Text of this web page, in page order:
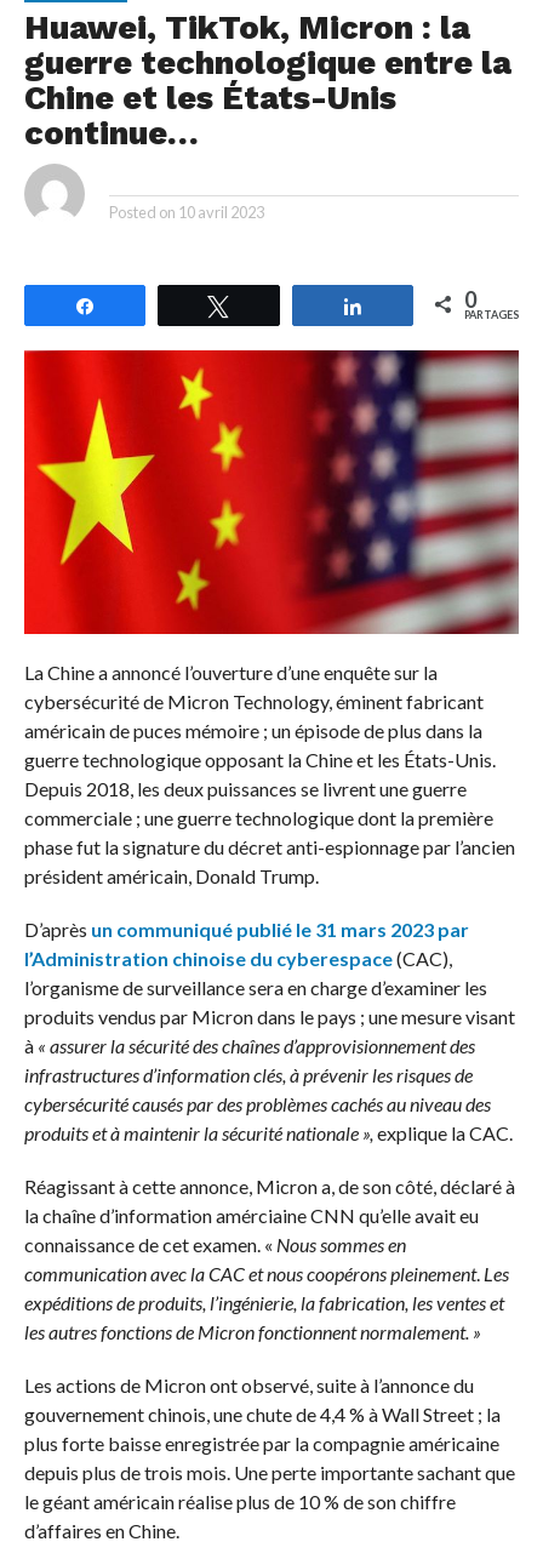
Huawei, TikTok, Micron : la
guerre technologique entre la
Chine et les États-Unis
continue…
Posted on 10 avril 2023
Partagez 0
PARTAGES
La Chine a annoncé l’ouverture d’une enquête sur la
cybersécurité de Micron Technology, éminent fabricant
américain de puces mémoire ; un épisode de plus dans la
guerre technologique opposant la Chine et les États-Unis.
Depuis 2018, les deux puissances se livrent une guerre
commerciale ; une guerre technologique dont la première
phase fut la signature du décret anti-espionnage par l’ancien
président américain, Donald Trump.
D’après un communiqué publié le 31 mars 2023 par
l’Administration chinoise du cyberespace(CAC),
l’organisme de surveillance sera en charge d’examiner les
produits vendus par Micron dans le pays ; une mesure visant
à « assurer la sécurité des chaînes d’approvisionnement des
infrastructures d’information clés, à prévenir les risques de
cybersécurité causés par des problèmes cachés au niveau des
produits et à maintenir la sécurité nationale », explique la CAC.
Réagissant à cette annonce, Micron a, de son côté, déclaré à
la chaîne d’information amérciaine CNN qu’elle avait eu
connaissance de cet examen. « Nous sommes en
communication avec la CAC et nous coopérons pleinement. Les
expéditions de produits, l’ingénierie, la fabrication, les ventes et
les autres fonctions de Micron fonctionnent normalement. »
Les actions de Micron ont observé, suite à l’annonce du
gouvernement chinois, une chute de 4,4 % à Wall Street ; la
plus forte baisse enregistrée par la compagnie américaine
depuis plus de trois mois. Une perte importante sachant que
le géant américain réalise plus de 10 % de son chiffre
d’affaires en Chine.